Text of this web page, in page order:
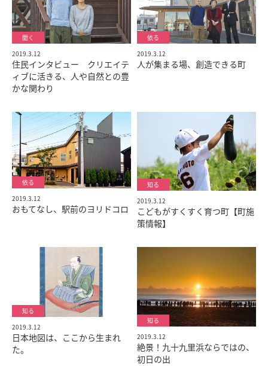
2019.3.12
住民インタビュー クリエイテ
ィブに活きる、人や自然との豊
かな関わり
2019.3.12
人が集まる場、創造できる町
2019.3.12
おもてなし、駅前のヨリドコロ
2019.3.12
こどもがすくすく育つ町【町施
策情報】
2019.3.12
日本地図は、ここから生まれ
た。
2019.3.12
絶景！九十九里浜ならではの、
初日の出